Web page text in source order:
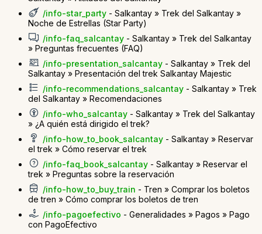
/info-star_party - Salkantay » Trek del Salkantay »
Noche de Estrellas (Star Party)
/info-faq_salcantay - Salkantay » Trek del Salkantay
» Preguntas frecuentes (FAQ)
/info-presentation_salcantay - Salkantay » Trek del
Salkantay » Presentación del trek Salkantay Majestic
/info-recommendations_salcantay - Salkantay » Trek
del Salkantay » Recomendaciones
/info-who_salcantay - Salkantay » Trek del Salkantay
» ¿A quién está dirigido el trek?
/info-how_to_book_salcantay - Salkantay » Reservar
el trek » Cómo reservar el trek
/info-faq_book_salcantay - Salkantay » Reservar el
trek » Preguntas sobre la reservación
/info-how_to_buy_train - Tren » Comprar los boletos
de tren » Cómo comprar los boletos de tren
/info-pagoefectivo - Generalidades » Pagos » Pago
con PagoEfectivo